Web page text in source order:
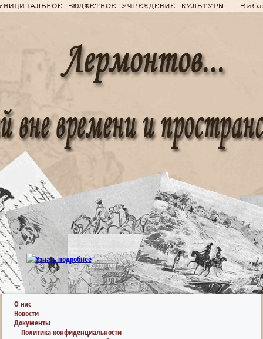
О нас
Новости
Документы
Политика конфиденциальности